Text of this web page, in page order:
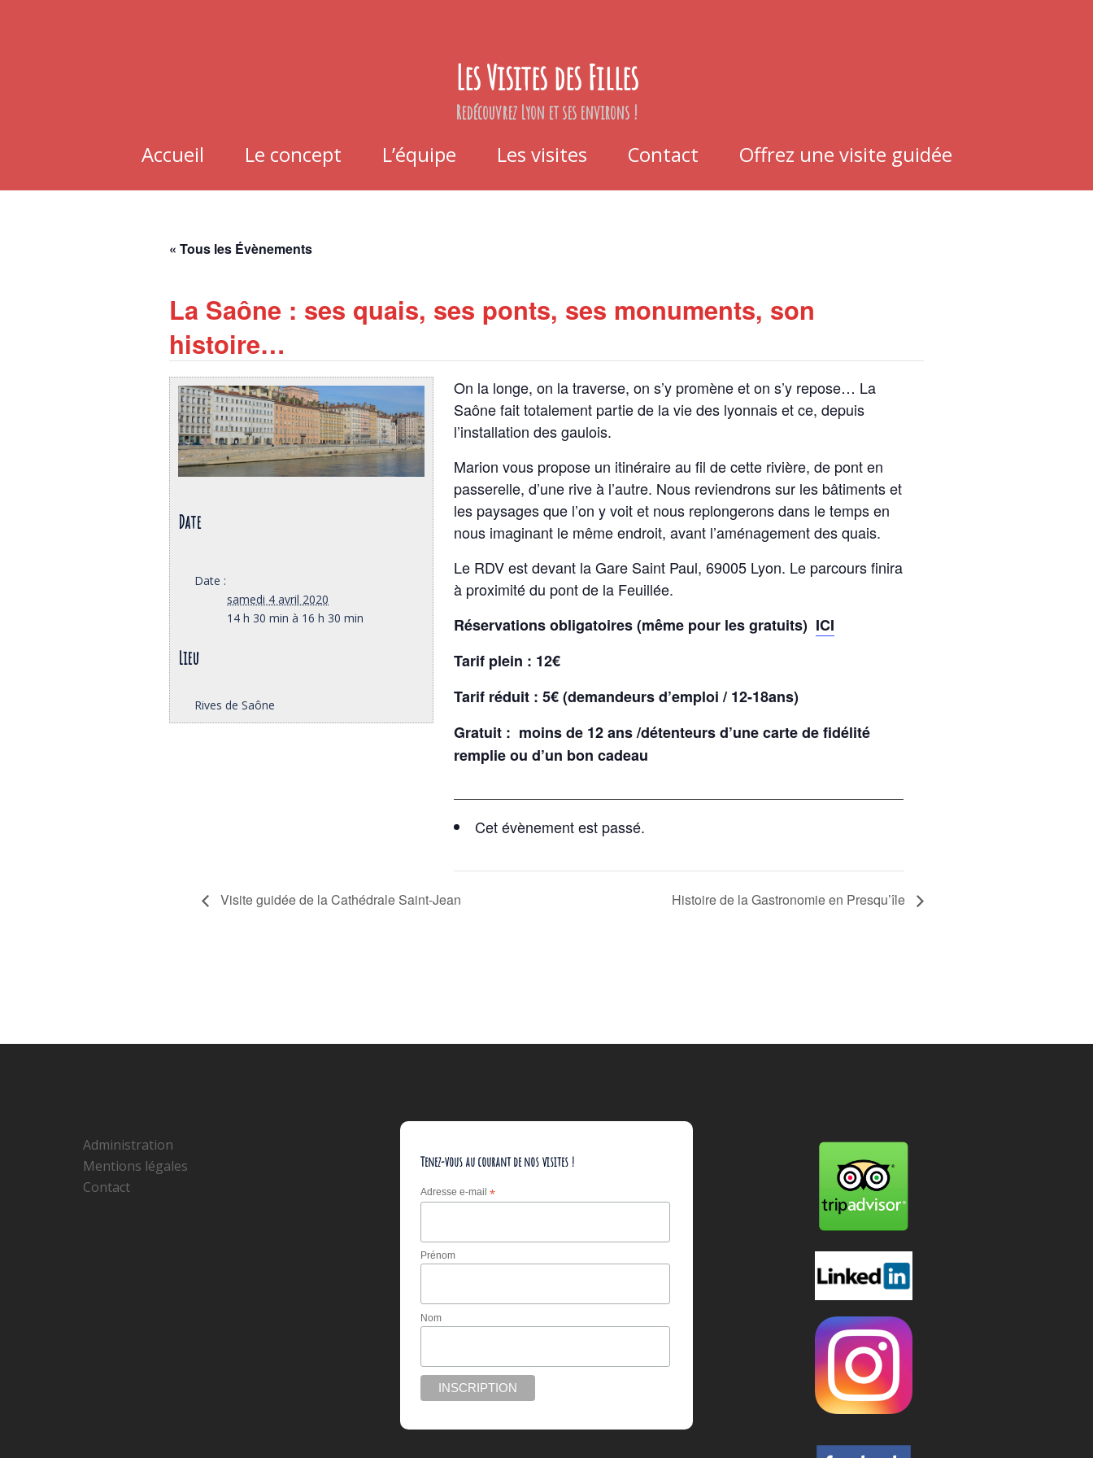
Les Visites des Filles
Redécouvrez Lyon et ses environs !
Accueil Le concept L’équipe Les visites Contact Offrez une visite guidée
« Tous les Évènements
La Saône : ses quais, ses ponts, ses monuments, son
histoire…
Date
Date :
samedi 4 avril 2020
14 h 30 min à 16 h 30 min
Lieu
Rives de Saône
On la longe, on la traverse, on s’y promène et on s’y repose… La
Saône fait totalement partie de la vie des lyonnais et ce, depuis
l’installation des gaulois.
Marion vous propose un itinéraire au fil de cette rivière, de pont en
passerelle, d’une rive à l’autre. Nous reviendrons sur les bâtiments et
les paysages que l’on y voit et nous replongerons dans le temps en
nous imaginant le même endroit, avant l’aménagement des quais.
Le RDV est devant la Gare Saint Paul, 69005 Lyon. Le parcours finira
à proximité du pont de la Feuillée.
Réservations obligatoires (même pour les gratuits) ICI
Tarif plein : 12€
Tarif réduit : 5€ (demandeurs d’emploi / 12-18ans)
Gratuit : moins de 12 ans /détenteurs d’une carte de fidélité
remplie ou d’un bon cadeau
Cet évènement est passé.
Visite guidée de la Cathédrale Saint-Jean Histoire de la Gastronomie en Presqu’île
Administration
Mentions légales
Contact
Tenez-vous au courant de nos visites !
Adresse e-mail *
Prénom
Nom